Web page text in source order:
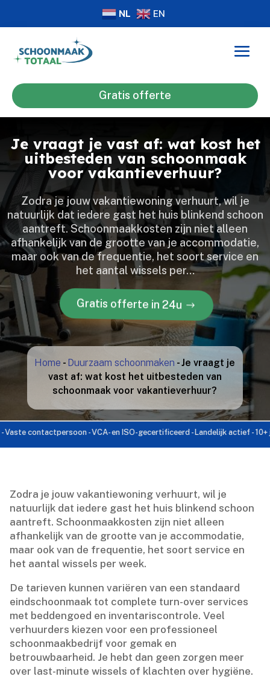
NL EN
Gratis offerte
Je vraagt je vast af: wat kost het
uitbesteden van schoonmaak
voor vakantieverhuur?
Zodra je jouw vakantiewoning verhuurt, wil je
natuurlijk dat iedere gast het huis blinkend schoon
aantreft.​ Schoonmaakkosten zijn niet alleen
afhankelijk van de grootte van je accommodatie,
maar ook van de frequentie, het soort service en
het aantal wissels per…
Gratis offerte in 24u
Home - Duurzaam schoonmaken -Je vraagt je
vast af: wat kost het uitbesteden van
schoonmaak voor vakantieverhuur?
- VCA- en ISO-gecertificeerd - Landelijk actief - 10+ jaar
Zodra je jouw vakantiewoning verhuurt, wil je
natuurlijk dat iedere gast het huis blinkend schoon
aantreft.​ Schoonmaakkosten zijn niet alleen
afhankelijk van de grootte van je accommodatie,
maar ook van de frequentie, het soort service en
het aantal wissels per week.​
De tarieven kunnen variëren van een standaard
eindschoonmaak tot complete turn-over services
met beddengoed en inventariscontrole.​ Veel
verhuurders kiezen voor een professioneel
schoonmaakbedrijf voor gemak en
betrouwbaarheid.​ Je hebt dan geen zorgen meer
over last-minute wissels of klachten over hygiëne.​